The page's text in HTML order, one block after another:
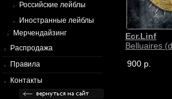
Российские лейблы
Иностранные лейблы
Мерчендайзинг
Распродажа
Правила
Контакты
Ecr.Linf
Belluaires
900 р.